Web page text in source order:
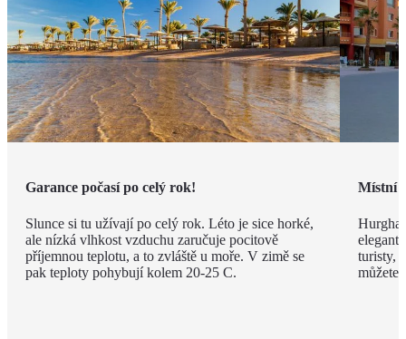
Garance počasí po celý rok!
Slunce si tu užívají po celý rok. Léto je sice horké,
ale nízká vlhkost vzduchu zaručuje pocitově
příjemnou teplotu, a to zvláště u moře. V zimě se
pak teploty pohybují kolem 20-25 C.
Místní
turisty,
můžete